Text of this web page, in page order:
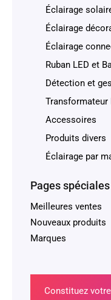
Éclairage
Éclairage
Éclairage
Ruban LED et
Détection et
Transformateur
Accessoires
Produits divers
Éclairage par
Pages spéciales
Meilleures ventes
Nouveaux produits
Marques
Constituez